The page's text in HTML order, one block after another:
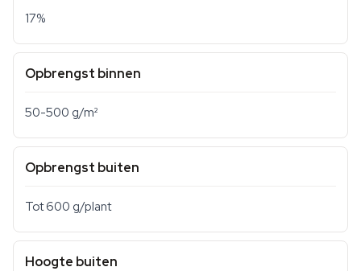
17%
Opbrengst binnen
50-500 g/m²
Opbrengst buiten
Tot 600 g/plant
Hoogte buiten